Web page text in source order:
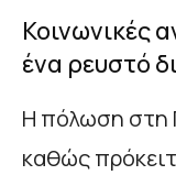
Κοινωνικές
ένα ρευστό
Η πόλωση στη
καθώς